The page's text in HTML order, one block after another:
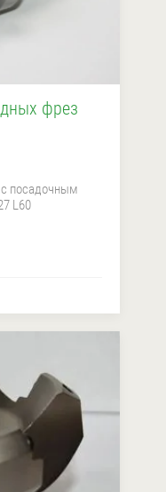
фрез
посадочным
L60